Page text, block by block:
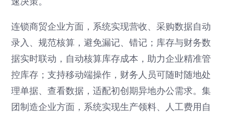
连锁商贸企业方面，系统实现营收、采购数据自动
录入、规范核算，避免漏记、错记；库存与财务数
据实时联动，自动核算库存成本，助力企业精准管
控库存；支持移动端操作，财务人员可随时随地处
理单据、查看数据，适配初创期异地办公需求。集
团制造企业方面，系统实现生产领料、人工费用自